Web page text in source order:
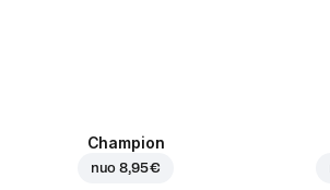
Champion
nuo8,95 €